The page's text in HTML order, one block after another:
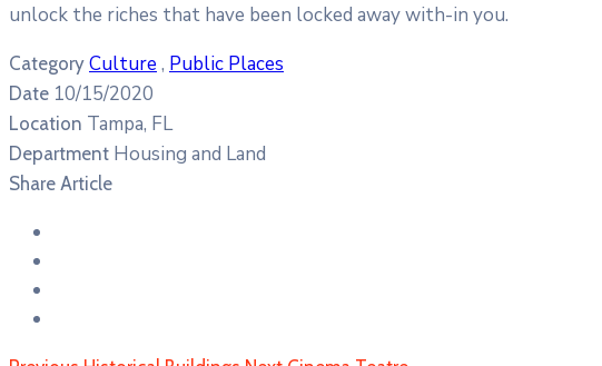
unlock the riches that have been locked away with-in you.
Category Culture , Public Places
Date 10/15/2020
Location Tampa, FL
Department Housing and Land
Share Article